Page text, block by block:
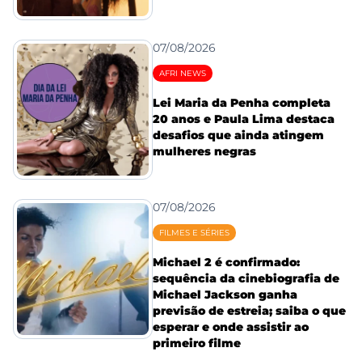
07/08/2026
AFRI NEWS
Lei Maria da Penha completa
20 anos e Paula Lima destaca
desafios que ainda atingem
mulheres negras
07/08/2026
FILMES E SÉRIES
Michael 2 é confirmado:
sequência da cinebiografia de
Michael Jackson ganha
previsão de estreia; saiba o que
esperar e onde assistir ao
primeiro filme